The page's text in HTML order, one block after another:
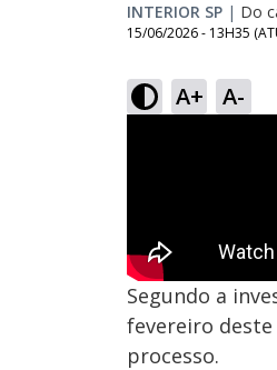
INTERIOR SP | Do
15/06/2026 - 13H35
A+ A-
Segundo a
fevereiro deste
processo.